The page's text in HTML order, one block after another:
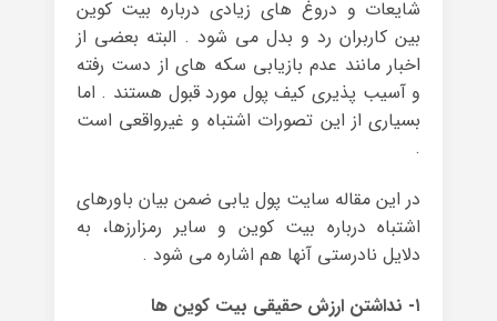
شایعات و دروغ های زیادی درباره بیت کوین
بین کاربران رد و بدل می شود . البته بعضی از
اخبار مانند عدم بازیابی سکه های از دست رفته
و آسیب پذیری کیف پول مورد قبول هستند . اما
بسیاری از این تصورات اشتباه و غیرواقعی است
.
در این مقاله سایت پول یابی ضمن بیان باورهای
اشتباه درباره بیت کوین و سایر رمزارزها، به
دلایل نادرستی آنها هم اشاره می شود .
۱- نداشتن ارزش حقیقی بیت کوین ها